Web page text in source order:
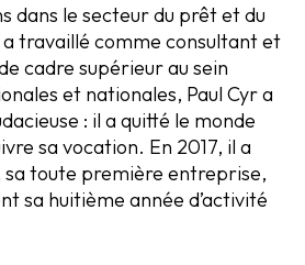
dans le secteur du prêt et du
travaillé comme consultant et
cadre supérieur au sein
et nationales, Paul Cyr a
: il a quitté le monde
sa vocation. En 2017, il a
sa toute première entreprise,
sa huitième année d’activité